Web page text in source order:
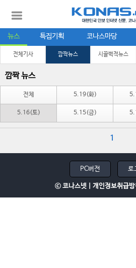
뉴스 특집기획 코나스마당
전체기사 깜짝뉴스 시끌벅적뉴스
깜짝 뉴스
전체 5.19(화)
5.16(토) 5.15(금)
1
PC버전 로
ⓒ 코나스넷 | 개인정보취급방